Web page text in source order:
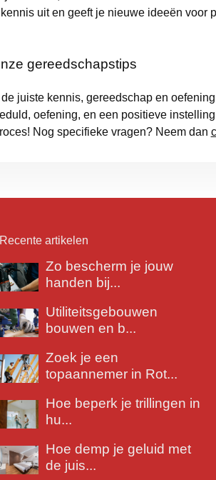
uit en geeft je nieuwe ideeën voor
gereedschapstips
juiste kennis, gereedschap en
oefening, en een positieve
Nog specifieke vragen? Neem dan
Recente artikelen
Zo bescherm je jouw
handen bij...
Utiliteitsgebouwen
bouwen en b...
Zoek je een
topaannemer in Rot...
Hoe beperk je trillingen in
hu...
Hoe demp je geluid met
de juis...